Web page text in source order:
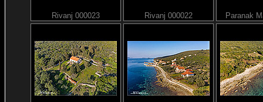
Rivanj 000023 Rivanj 000022 Paranak